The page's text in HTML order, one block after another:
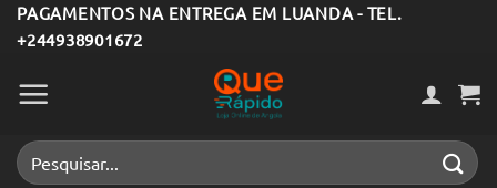
Skip
to
content
PAGAMENTOS NA ENTREGA EM LUANDA - TEL.
+244938901672
Pesquisar
por: